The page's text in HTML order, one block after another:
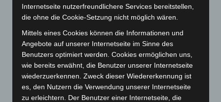
Oktober 2023(114)
September 2023(133)
August 2023(134)
Juli 2023
Juni 2023(142)
Mai 2023(139)
April 2023 (155)
Internetseite nutzerfreundlichere Services bereitstellen,
die ohne die Cookie-Setzung nicht möglich wären.
Mittels eines Cookies können die Informationen und
Angebote auf unserer Internetseite im Sinne des
Benutzers optimiert werden. Cookies ermöglichen uns,
wie bereits erwähnt, die Benutzer unserer Internetseite
wiederzuerkennen. Zweck dieser Wiedererkennung ist
es, den Nutzern die Verwendung unserer Internetseite
zu erleichtern. Der Benutzer einer Internetseite, die